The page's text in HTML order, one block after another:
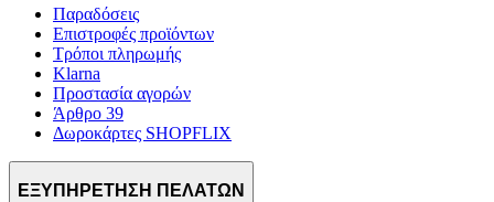
Παραδόσεις
Επιστροφές προϊόντων
Τρόποι πληρωμής
Klarna
Προστασία αγορών
Άρθρο 39
Δωροκάρτες SHOPFLIX
ΕΞΥΠΗΡΕΤΗΣΗ ΠΕΛΑΤΩΝ